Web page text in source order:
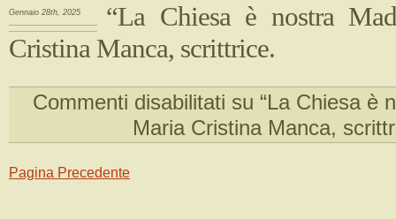
Gennaio 28th, 2025
“La Chiesa è nostra
Cristina Manca, scrittrice.
Commenti disabilitati su “La Chiesa è
Maria Cristina Manca,
Pagina Precedente